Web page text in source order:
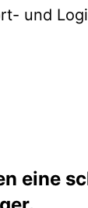
und
eine